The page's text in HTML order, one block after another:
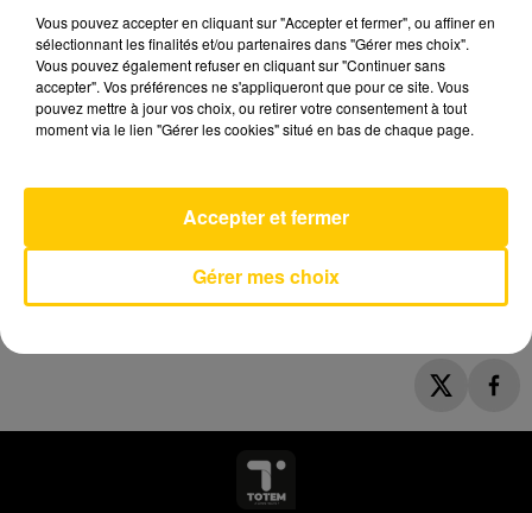
Give Me Something
ONEREPUBLIC
Vous pouvez accepter en cliquant sur "Accepter et fermer", ou affiner en
sélectionnant les finalités et/ou partenaires dans "Gérer mes choix".
Vous pouvez également refuser en cliquant sur "Continuer sans
accepter". Vos préférences ne s'appliqueront que pour ce site. Vous
pouvez mettre à jour vos choix, ou retirer votre consentement à tout
moment via le lien "Gérer les cookies" situé en bas de chaque page.
Gérer mes choix
Accepter et fermer